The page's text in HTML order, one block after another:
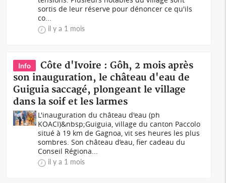
sortis de leur réserve pour dénoncer ce qu'ils
co...
il y a 1 mois
Info
Côte d'Ivoire : Gôh, 2 mois après
son inauguration, le château d'eau de
Guiguia saccagé, plongeant le village
dans la soif et les larmes
L'inauguration du château d'eau (ph
KOACI)&nbsp;Guiguia, village du canton Paccolo
situé à 19 km de Gagnoa, vit ses heures les plus
sombres. Son château d’eau, fier cadeau du
Conseil Régiona...
il y a 1 mois